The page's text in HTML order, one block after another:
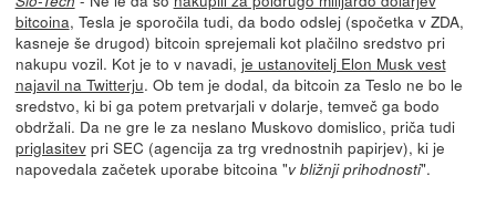
bitcoina, Tesla je sporočila tudi, da bodo odslej (spočetka v ZDA,
kasneje še drugod) bitcoin sprejemali kot plačilno sredstvo pri
nakupu vozil. Kot je to v navadi, je ustanovitelj Elon Musk vest
najavil na Twitterju. Ob tem je dodal, da bitcoin za Teslo ne bo le
sredstvo, ki bi ga potem pretvarjali v dolarje, temveč ga bodo
obdržali. Da ne gre le za neslano Muskovo domislico, priča tudi
priglasitevpri SEC (agencija za trg vrednostnih papirjev), ki je
napovedala začetek uporabe bitcoina "v bližnji prihodnosti".